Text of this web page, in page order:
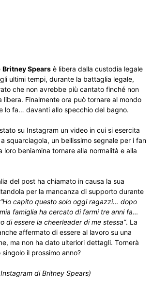
Britney Spears è libera dalla custodia legale
ultimi tempi, durante la battaglia legale,
che non avrebbe più cantato finché non
libera. Finalmente ora può tornare al mondo
lo fa… davanti allo specchio del bagno.
su Instagram un video in cui si esercita
squarciagola, un bellissimo segnale per i fan
loro beniamina tornare alla normalità e alla
del post ha chiamato in causa la sua
per la mancanza di supporto durante
“Ho capito questo solo oggi ragazzi… dopo
famiglia ha cercato di farmi tre anni fa…
di essere la cheerleader di me stessa”. La
affermato di essere al lavoro su una
ma non ha dato ulteriori dettagli. Tornerà
il prossimo anno?
di Britney Spears)